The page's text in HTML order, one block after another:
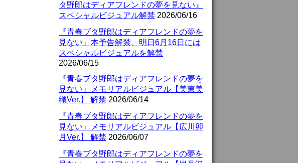
タ野郎はディアフレンドの夢を見ない』
スペシャルビジュアル解禁 2026/06/16
『青春ブタ野郎はディアフレンドの夢を
見ない』本予告解禁、明日6月16日には
スペシャルビジュアルを解禁
2026/06/15
『青春ブタ野郎はディアフレンドの夢を
見ない』メモリアルビジュアル【美東美
織Ver.】 解禁 2026/06/14
『青春ブタ野郎はディアフレンドの夢を
見ない』メモリアルビジュアル【広川卯
月Ver.】 解禁 2026/06/07
『青春ブタ野郎はディアフレンドの夢を